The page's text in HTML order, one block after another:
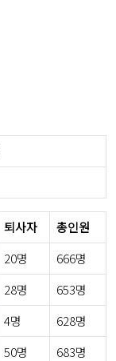
퇴사자
총인원
20명
666명
28명
653명
4명
628명
50명
683명